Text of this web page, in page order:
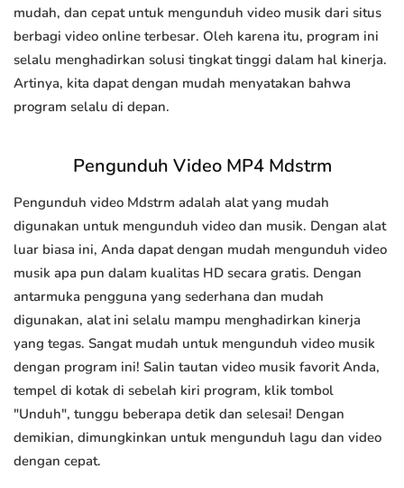
mudah, dan cepat untuk mengunduh video musik dari situs
berbagi video online terbesar. Oleh karena itu, program ini
selalu menghadirkan solusi tingkat tinggi dalam hal kinerja.
Artinya, kita dapat dengan mudah menyatakan bahwa
program selalu di depan.
Pengunduh Video MP4 Mdstrm
Pengunduh video Mdstrm adalah alat yang mudah
digunakan untuk mengunduh video dan musik. Dengan alat
luar biasa ini, Anda dapat dengan mudah mengunduh video
musik apa pun dalam kualitas HD secara gratis. Dengan
antarmuka pengguna yang sederhana dan mudah
digunakan, alat ini selalu mampu menghadirkan kinerja
yang tegas. Sangat mudah untuk mengunduh video musik
dengan program ini! Salin tautan video musik favorit Anda,
tempel di kotak di sebelah kiri program, klik tombol
"Unduh", tunggu beberapa detik dan selesai! Dengan
demikian, dimungkinkan untuk mengunduh lagu dan video
dengan cepat.